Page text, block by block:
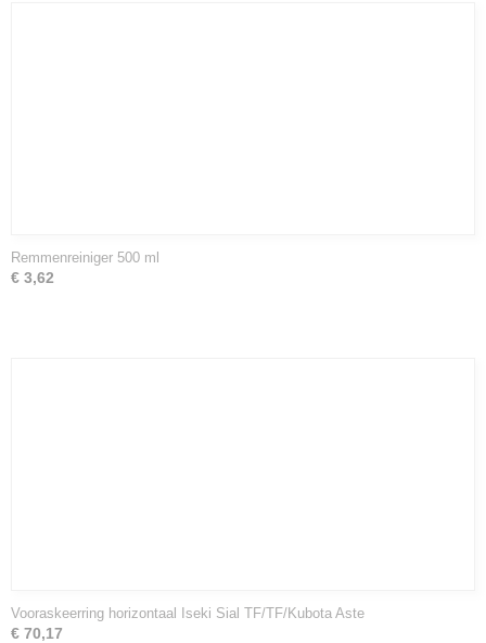
Remmenreiniger 500 ml
€ 3,62
Vooraskeerring horizontaal Iseki Sial TF/TF/Kubota Aste
€ 70,17